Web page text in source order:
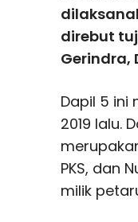
direbut
Gerindra,
Dapil 5 ini
2019 lalu.
PKS, dan
milik